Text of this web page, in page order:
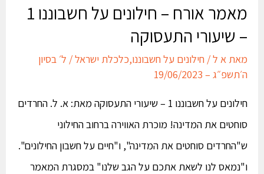
מאמר אורח – חילונים על חשבוננו 1
– שיעורי התעסוקה
מאתא ל /חילונים על חשבוננו,כלכלת ישראל/ל׳ בסיון
ה׳תשפ״ג – 19/06/2023
חילונים על חשבוננו 1 – שיעורי התעסוקה מאת: א. ל. החרדים
סוחטים את המדינה! מוכרת האווירה ברחוב החילוני
ש"החרדים סוחטים את המדינה", ו"חיים על חשבון החילונים".
ו"נמאס לנו לשאת אתכם על הגב שלנו" במסגרת המאמר